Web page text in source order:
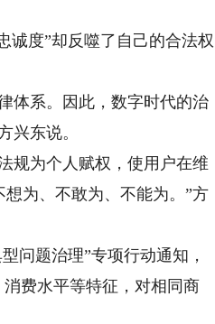
度”却反噬了自己的合法权
系。因此，数字时代的治
兴东说。
为个人赋权，使用户在维
为、不敢为、不能为。”方
问题治理”专项行动通知，
费水平等特征，对相同商